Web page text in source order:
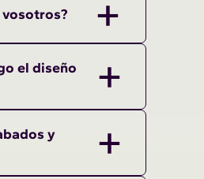
el diseño
y